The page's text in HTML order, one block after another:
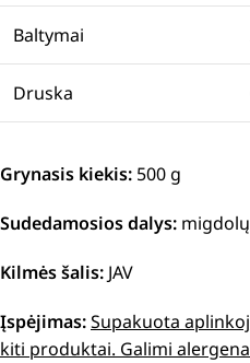
Baltymai
Druska
Grynasis kiekis: 500 g
Sudedamosios dalys:
Kilmės šalis: JAV
Įspėjimas:Supakuota
kiti produktai. Galimi